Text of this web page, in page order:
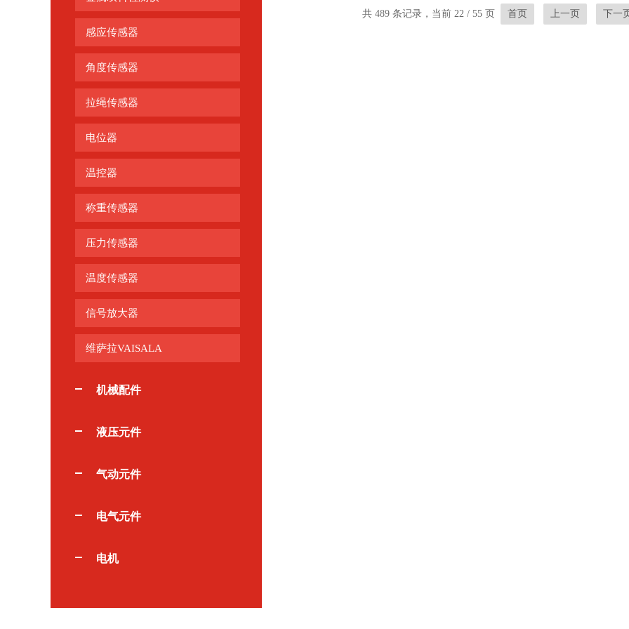
感应传感器
角度传感器
拉绳传感器
电位器
温控器
称重传感器
压力传感器
温度传感器
信号放大器
维萨拉VAISALA
机械配件
液压元件
气动元件
电气元件
电机
共 489 条记录，当前 22 / 55 页 首页 上一页 下一